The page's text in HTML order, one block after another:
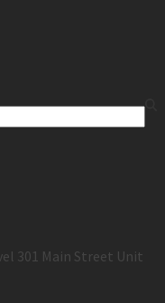
301 Main Street Unit